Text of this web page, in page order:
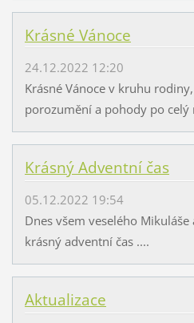
Krásné Vánoce
24.12.2022 12:20
Krásné Vánoce v kruhu
porozumění a pohody po celý
Krásný Adventní čas
05.12.2022 19:54
Dnes všem veselého
krásný adventní čas ....
Aktualizace